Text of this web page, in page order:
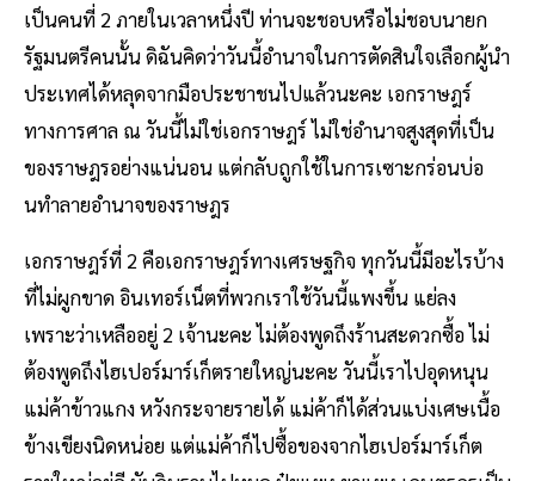
เป็นคนที่ 2 ภายในเวลาหนึ่งปี ท่านจะชอบหรือไม่ชอบนายก
รัฐมนตรีคนนั้น ดิฉันคิดว่าวันนี้อํานาจในการตัดสินใจเลือกผู้นํา
ประเทศได้หลุดจากมือประชาชนไปแล้วนะคะ เอกราษฎร์
ทางการศาล ณ วันนี้ไม่ใช่เอกราษฎร์ ไม่ใช่อํานาจสูงสุดที่เป็น
ของราษฎรอย่างแน่นอน แต่กลับถูกใช้ในการเซาะกร่อนบ่อ
นทําลายอํานาจของราษฎร
เอกราษฎร์ที่ 2 คือเอกราษฎร์ทางเศรษฐกิจ ทุกวันนี้มีอะไรบ้าง
ที่ไม่ผูกขาด อินเทอร์เน็ตที่พวกเราใช้วันนี้แพงขึ้น แย่ลง
เพราะว่าเหลืออยู่ 2 เจ้านะคะ ไม่ต้องพูดถึงร้านสะดวกซื้อ ไม่
ต้องพูดถึงไฮเปอร์มาร์เก็ตรายใหญ่นะคะ วันนี้เราไปอุดหนุน
แม่ค้าข้าวแกง หวังกระจายรายได้ แม่ค้าก็ได้ส่วนแบ่งเศษเนื้อ
ข้างเขียงนิดหน่อย แต่แม่ค้าก็ไปซื้อของจากไฮเปอร์มาร์เก็ต